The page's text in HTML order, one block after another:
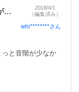
孫の為に購入しました。綺麗な音が出て良…
2018/4/1
（編集済み）
whi********さん
と音階が少なか